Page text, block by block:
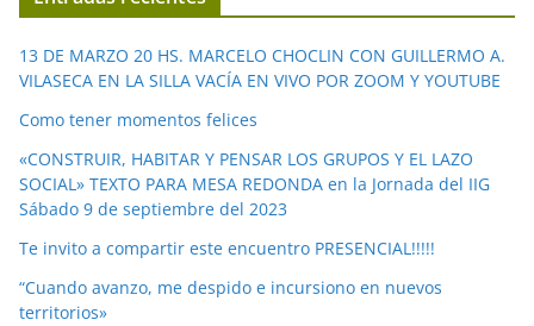
d
e
o
13 DE MARZO 20 HS. MARCELO CHOCLIN CON GUILLERMO A.
VILASECA EN LA SILLA VACÍA EN VIVO POR ZOOM Y YOUTUBE
Como tener momentos felices
«CONSTRUIR, HABITAR Y PENSAR LOS GRUPOS Y EL LAZO
SOCIAL» TEXTO PARA MESA REDONDA en la Jornada del IIG
Sábado 9 de septiembre del 2023
Te invito a compartir este encuentro PRESENCIAL!!!!!
“Cuando avanzo, me despido e incursiono en nuevos
territorios»